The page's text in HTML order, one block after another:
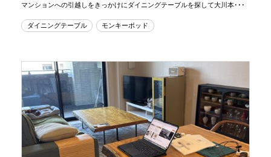
マンションへの引越しをきっかけにダイニングテーブルを探して大川本･･･
ダイニングテーブル モンキーポッド